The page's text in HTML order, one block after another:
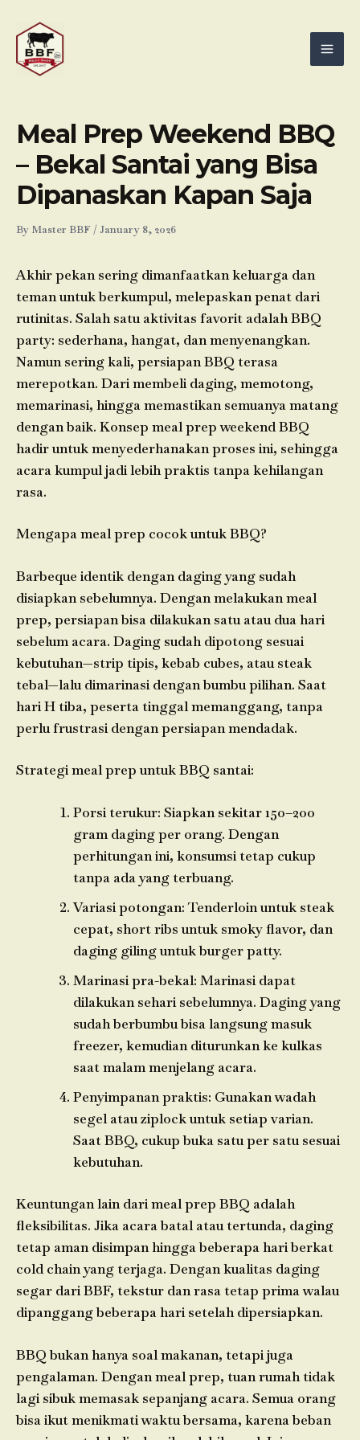
content
Meal Prep Weekend BBQ
– Bekal Santai yang Bisa
Dipanaskan Kapan Saja
By Master BBF /January 8, 2026
Akhir pekan sering dimanfaatkan keluarga dan
teman untuk berkumpul, melepaskan penat dari
rutinitas. Salah satu aktivitas favorit adalah BBQ
party: sederhana, hangat, dan menyenangkan.
Namun sering kali, persiapan BBQ terasa
merepotkan. Dari membeli daging, memotong,
memarinasi, hingga memastikan semuanya matang
dengan baik. Konsep meal prep weekend BBQ
hadir untuk menyederhanakan proses ini, sehingga
acara kumpul jadi lebih praktis tanpa kehilangan
rasa.
Mengapa meal prep cocok untuk BBQ?
Barbeque identik dengan daging yang sudah
disiapkan sebelumnya. Dengan melakukan meal
prep, persiapan bisa dilakukan satu atau dua hari
sebelum acara. Daging sudah dipotong sesuai
kebutuhan—strip tipis, kebab cubes, atau steak
tebal—lalu dimarinasi dengan bumbu pilihan. Saat
hari H tiba, peserta tinggal memanggang, tanpa
perlu frustrasi dengan persiapan mendadak.
Strategi meal prep untuk BBQ santai:
Porsi terukur: Siapkan sekitar 150–200
gram daging per orang. Dengan
perhitungan ini, konsumsi tetap cukup
tanpa ada yang terbuang.
Variasi potongan: Tenderloin untuk steak
cepat, short ribs untuk smoky flavor, dan
daging giling untuk burger patty.
Marinasi pra-bekal: Marinasi dapat
dilakukan sehari sebelumnya. Daging yang
sudah berbumbu bisa langsung masuk
freezer, kemudian diturunkan ke kulkas
saat malam menjelang acara.
Penyimpanan praktis: Gunakan wadah
segel atau ziplock untuk setiap varian.
Saat BBQ, cukup buka satu per satu sesuai
kebutuhan.
Keuntungan lain dari meal prep BBQ adalah
fleksibilitas. Jika acara batal atau tertunda, daging
tetap aman disimpan hingga beberapa hari berkat
cold chain yang terjaga. Dengan kualitas daging
segar dari BBF, tekstur dan rasa tetap prima walau
dipanggang beberapa hari setelah dipersiapkan.
BBQ bukan hanya soal makanan, tetapi juga
pengalaman. Dengan meal prep, tuan rumah tidak
lagi sibuk memasak sepanjang acara. Semua orang
bisa ikut menikmati waktu bersama, karena beban